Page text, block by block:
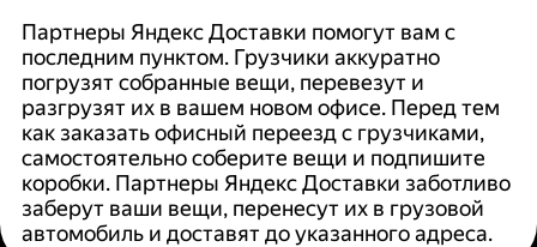
Партнеры Яндекс Доставки помогут вам с
последним пунктом. Грузчики аккуратно
погрузят собранные вещи, перевезут и
разгрузят их в вашем новом офисе. Перед тем
как заказать офисный переезд с грузчиками,
самостоятельно соберите вещи и подпишите
коробки. Партнеры Яндекс Доставки заботливо
заберут ваши вещи, перенесут их в грузовой
автомобиль и доставят до указанного адреса.